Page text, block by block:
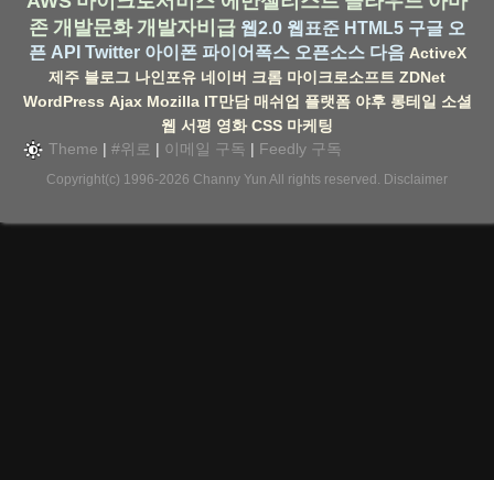
존 개발문화 개발자비급 웹2.0 웹표준 HTML5 구글 오
픈 API Twitter 아이폰 파이어폭스 오픈소스 다음 ActiveX
제주 블로그 나인포유 네이버 크롬 마이크로소프트 ZDNet
WordPress Ajax Mozilla IT만담 매쉬업 플랫폼 야후 롱테일 소셜
웹 서평 영화 CSS 마케팅
Theme | #위로 | 이메일 구독 | Feedly 구독
Copyright(c) 1996-2026 Channy Yun All rights reserved. Disclaimer